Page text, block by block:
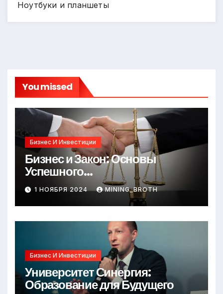
Ноутбуки и планшеты
You missed
Бизнес И Инвестиции
Бизнес и Закон: Основы
Успешного
Предпринимательства
1 НОЯБРЯ 2024 MINING_BROTH
Бизнес И Инвестиции
Университет Синергия:
Образование для Будущего